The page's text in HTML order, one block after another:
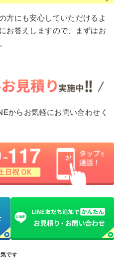
方にも安心していただけるよ
お答えしますので、まずはお
からお気軽にお問い合わせく